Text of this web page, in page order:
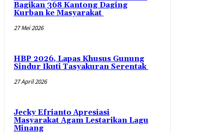
Bagikan 368 Kantong Daging
Kurban ke Masyarakat
27 Mei 2026
HBP 2026, Lapas Khusus Gunung
Sindur Ikuti Tasyakuran Serentak
27 April 2026
Jecky Efrianto Apresiasi
Masyarakat Agam Lestarikan Lagu
Minang